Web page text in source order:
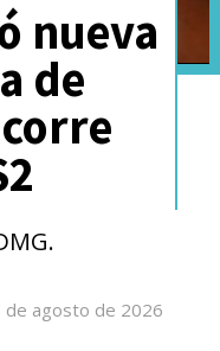
nueva
de
de agosto de 2026